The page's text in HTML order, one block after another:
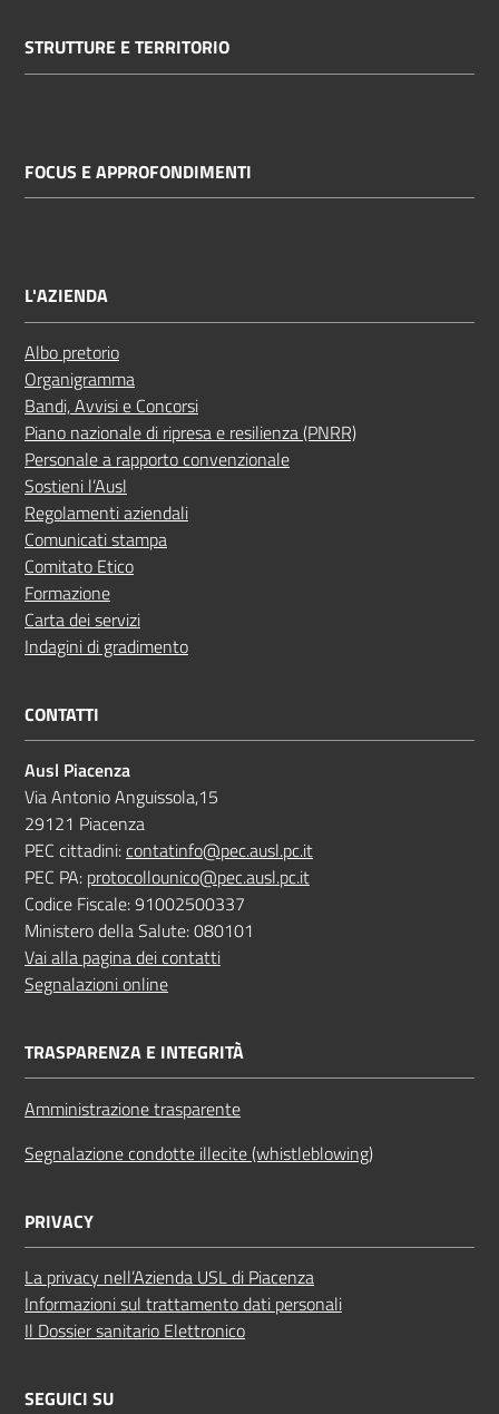
STRUTTURE E TERRITORIO
FOCUS E APPROFONDIMENTI
L'AZIENDA
Albo pretorio
Organigramma
Bandi, Avvisi e Concorsi
Piano nazionale di ripresa e resilienza (PNRR)
Personale a rapporto convenzionale
Sostieni l’Ausl
Regolamenti aziendali
Comunicati stampa
Comitato Etico
Formazione
Carta dei servizi
Indagini di gradimento
CONTATTI
Ausl Piacenza
Via Antonio Anguissola,15
29121 Piacenza
PEC cittadini:contatinfo@pec.ausl.pc.it
PEC PA: protocollounico@pec.ausl.pc.it
Codice Fiscale: 91002500337
Ministero della Salute: 080101
Vai alla pagina dei contatti
Segnalazioni online
TRASPARENZA E INTEGRITÀ
Amministrazione trasparente
Segnalazione condotte illecite (whistleblowing)
PRIVACY
La privacy nell’Azienda USL di Piacenza
Informazioni sul trattamento dati personali
Il Dossier sanitario Elettronico
SEGUICI SU